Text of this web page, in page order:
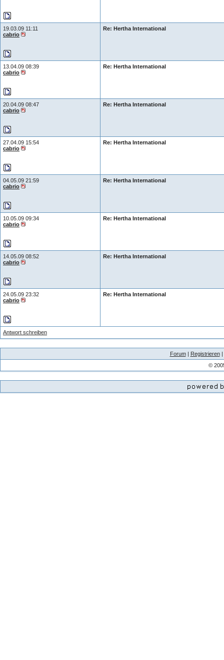
19.03.09 11:11
cabrio
Re: Hertha International
13.04.09 08:39
cabrio
Re: Hertha International
20.04.09 08:47
cabrio
Re: Hertha International
27.04.09 15:54
cabrio
Re: Hertha International
04.05.09 21:59
cabrio
Re: Hertha International
10.05.09 09:34
cabrio
Re: Hertha International
14.05.09 08:52
cabrio
Re: Hertha International
24.05.09 23:32
cabrio
Re: Hertha International
Antwort schreiben
Forum| Registrieren|
©